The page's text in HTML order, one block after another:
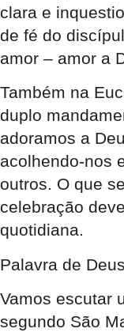
clara e
de fé do
amor – amor a
Também na
duplo
adoramos a
acolhendo-nos
outros. O que
celebração
quotidiana.
Palavra de Deus
Vamos escutar
segundo São